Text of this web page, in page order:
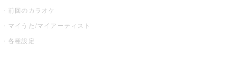
前回のカラオケ
マイうた/マイアーティスト
各種設定